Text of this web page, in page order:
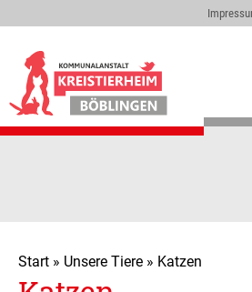
Start » Unsere Tiere » Katzen